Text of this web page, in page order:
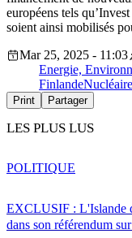
européens tels
soient ainsi mobilisés
Mar 25, 2025 - 11:03
Energie,
FinlandeNucléaire
Print Partager
LES PLUS LUS
EXCLUSIF : L'Islande
dans son référendum
POLITIQUE